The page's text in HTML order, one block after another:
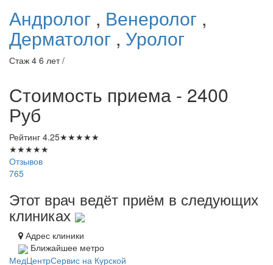
Андролог , Венеролог ,
Дерматолог , Уролог
Стаж 4 6 лет /
Стоимость приема - 2400
Руб
Рейтинг 4.25★★★★★
★★★★★
Отзывов
765
Этот врач ведёт приём в следующих
клиниках
Адрес клиники
Ближайшее метро
МедЦентрСервис на Курской